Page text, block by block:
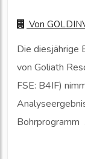
Von
Die diesjährige
von Goliath
FSE: B4IF)
Bohrprogramm